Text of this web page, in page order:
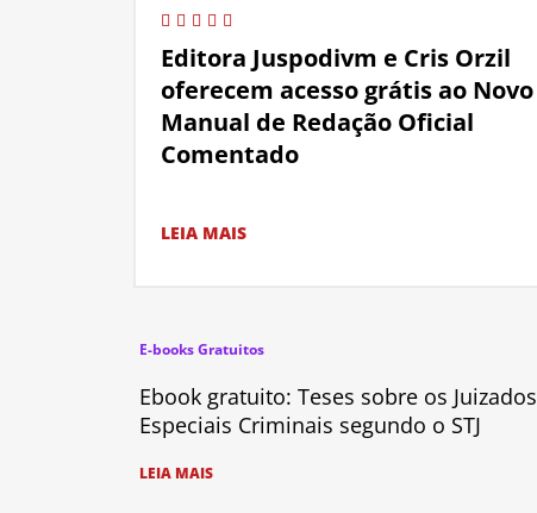
Editora Juspodivm e Cris Orzil
oferecem acesso grátis ao Novo
Manual de Redação Oficial
Comentado
LEIA MAIS
E-books Gratuitos
Ebook gratuito: Teses sobre os Juizados
Especiais Criminais segundo o STJ
LEIA MAIS